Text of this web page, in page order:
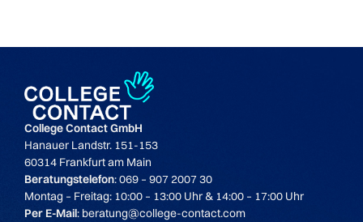
College Contact GmbH
Hanauer Landstr. 151-153
60314 Frankfurt am Main
Beratungstelefon: 069 – 907 2007 30
Montag – Freitag: 10:00 – 13:00 Uhr & 14:00 – 17:00 Uhr
Per E-Mail: beratung@college-contact.com